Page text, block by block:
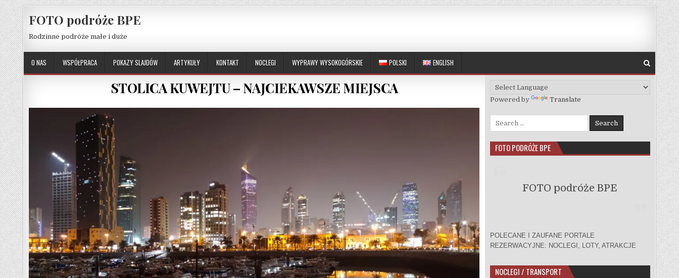
Skip to content
FOTO podróże BPE
Rodzinne podróże małe i duże
O NAS WSPÓŁPRACA POKAZY SLAJDÓW ARTYKUŁY KONTAKT NOCLEGI WYPRAWY WYSOKOGÓRSKIE POLSKI ENGLISH
STOLICA KUWEJTU – NAJCIEKAWSZE MIEJSCA
Powered by Translate
Search for:
FOTO PODRÓŻE BPE
FOTO podróże BPE
POLECANE I ZAUFANE PORTALE
REZERWACYJNE: NOCLEGI, LOTY, ATRAKCJE
NOCLEGI / TRANSPORT